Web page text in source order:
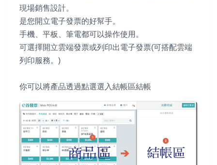
現場銷售設計。
是您開立電子發票的好幫手。
手機、平板、筆電都可以操作使用。
可選擇開立雲端發票或列印出電子發票(可搭配雲端
列印服務。)
你可以將產品透過點選選入結帳區結帳